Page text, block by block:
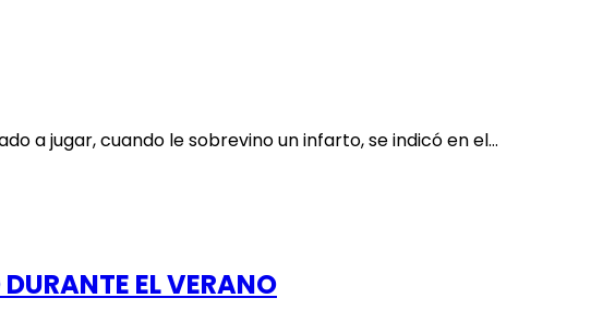
a jugar, cuando le sobrevino un infarto, se indicó en el…
EL VERANO